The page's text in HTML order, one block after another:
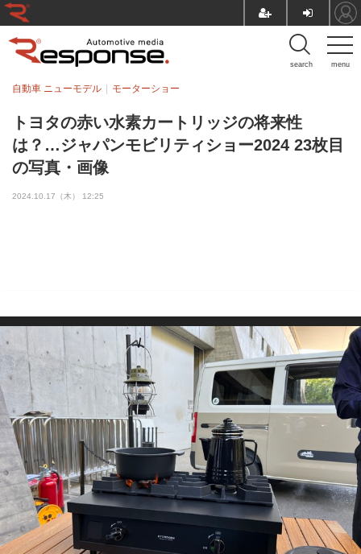
menu
search
トヨタの赤い水素カートリッジの将来性
は？…ジャパンモビリティショー2024 23枚目
の写真・画像
自動車 ニューモデル モーターショー
2024.10.17（木） 12:25